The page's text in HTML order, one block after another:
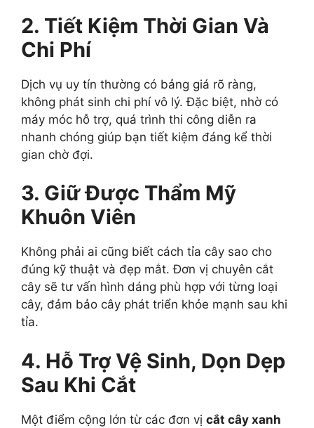
2. Tiết Kiệm Thời Gian Và
Chi Phí
Dịch vụ uy tín thường có bảng giá rõ ràng,
không phát sinh chi phí vô lý. Đặc biệt, nhờ có
máy móc hỗ trợ, quá trình thi công diễn ra
nhanh chóng giúp bạn tiết kiệm đáng kể thời
gian chờ đợi.
3. Giữ Được Thẩm Mỹ
Khuôn Viên
Không phải ai cũng biết cách tỉa cây sao cho
đúng kỹ thuật và đẹp mắt. Đơn vị chuyên cắt
cây sẽ tư vấn hình dáng phù hợp với từng loại
cây, đảm bảo cây phát triển khỏe mạnh sau khi
tỉa.
4. Hỗ Trợ Vệ Sinh, Dọn Dẹp
Sau Khi Cắt
Một điểm cộng lớn từ các đơn vị cắt cây xanh